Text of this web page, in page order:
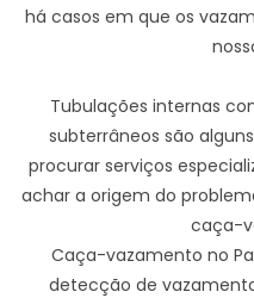
há casos em que os
Tubulações internas
subterrâneos são
procurar serviços
achar a origem do
caça-
Caça-vazamento no
detecção de